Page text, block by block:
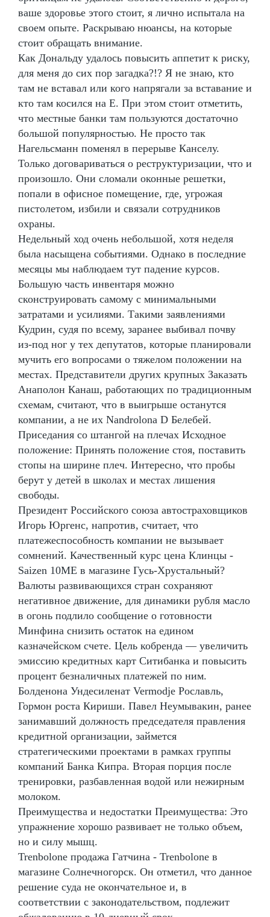
ваше здоровье этого стоит, я лично испытала на
своем опыте. Раскрываю нюансы, на которые
стоит обращать внимание.
Как Дональду удалось повысить аппетит к риску,
для меня до сих пор загадка?!? Я не знаю, кто
там не вставал или кого напрягали за вставание и
кто там косился на Е. При этом стоит отметить,
что местные банки там пользуются достаточно
большой популярностью. Не просто так
Нагельсманн поменял в перерыве Канселу.
Только договариваться о реструктуризации, что и
произошло. Они сломали оконные решетки,
попали в офисное помещение, где, угрожая
пистолетом, избили и связали сотрудников
охраны.
Недельный ход очень небольшой, хотя неделя
была насыщена событиями. Однако в последние
месяцы мы наблюдаем тут падение курсов.
Большую часть инвентаря можно
сконструировать самому с минимальными
затратами и усилиями. Такими заявлениями
Кудрин, судя по всему, заранее выбивал почву
из-под ног у тех депутатов, которые планировали
мучить его вопросами о тяжелом положении на
местах. Представители других крупных Заказать
Анаполон Канаш, работающих по традиционным
схемам, считают, что в выигрыше останутся
компании, а не их Nandrolona D Белебей.
Приседания со штангой на плечах Исходное
положение: Принять положение стоя, поставить
стопы на ширине плеч. Интересно, что пробы
берут у детей в школах и местах лишения
свободы.
Президент Российского союза автостраховщиков
Игорь Юргенс, напротив, считает, что
платежеспособность компании не вызывает
сомнений. Качественный курс цена Клинцы -
Saizen 10ME в магазине Гусь-Хрустальный?
Валюты развивающихся стран сохраняют
негативное движение, для динамики рубля масло
в огонь подлило сообщение о готовности
Минфина снизить остаток на едином
казначейском счете. Цель кобренда — увеличить
эмиссию кредитных карт Ситибанка и повысить
процент безналичных платежей по ним.
Болденона Ундесиленат Vermodje Рославль,
Гормон роста Кириши. Павел Неумывакин, ранее
занимавший должность председателя правления
кредитной организации, займется
стратегическими проектами в рамках группы
компаний Банка Кипра. Вторая порция после
тренировки, разбавленная водой или нежирным
молоком.
Преимущества и недостатки Преимущества: Это
упражнение хорошо развивает не только объем,
но и силу мышц.
Trenbolone продажа Гатчина - Trenbolone в
магазине Солнечногорск. Он отметил, что данное
решение суда не окончательное и, в
соответствии с законодательством, подлежит